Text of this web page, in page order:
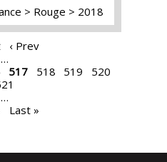
Rouge 2018
‹ Prev
…
517 518 519
520
…
Last »